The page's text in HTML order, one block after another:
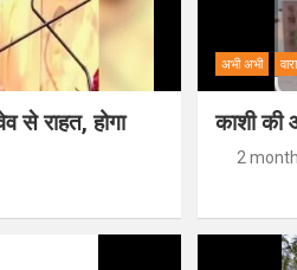
से राहत, होगा
अभी अभी
काशी की
2